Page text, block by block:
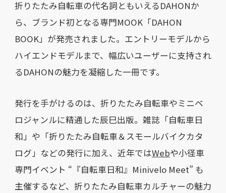
折りたたみ自転車の代名詞ともいえるDAHONか
ら、ブランド初となる専門MOOK「DAHON
BOOK」が発売されました。エントリーモデルから
ハイエンドモデルまで、幅広いユーザーに支持され
るDAHONの魅力を凝縮した一冊です。
発行を手がけるのは、折りたたみ自転車やミニベ
ロジャンルに精通した辰巳出版。雑誌「自転車日
和」や「折りたたみ自転車＆スモールバイクカタ
ログ」などの発行に加え、近年ではWebや小径車
専門イベント “『自転車日和』Minivelo Meet” も
主催するなど、折りたたみ自転車カルチャーの魅力